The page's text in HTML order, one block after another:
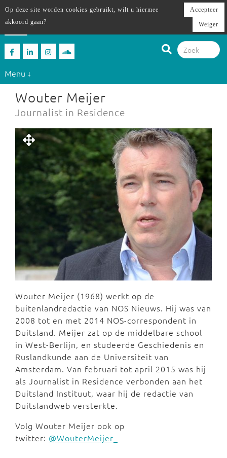
Menu ↓
Wouter Meijer
Journalist in Residence
Wouter Meijer (1968) werkt op de
buitenlandredactie van NOS Nieuws. Hij was van
2008 tot en met 2014 NOS-correspondent in
Duitsland. Meijer zat op de middelbare school
in West-Berlijn, en studeerde Geschiedenis en
Ruslandkunde aan de Universiteit van
Amsterdam. Van februari tot april 2015 was hij
als Journalist in Residence verbonden aan het
Duitsland Instituut, waar hij de redactie van
Duitslandweb versterkte.
Volg Wouter Meijer ook op
twitter: @WouterMeijer_
Op deze site worden cookies gebruikt, wilt u hiermee
akkoord gaan?
Accepteer
Weiger